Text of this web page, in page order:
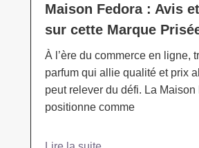
Maison Fedora : Avis
sur cette Marque
À l’ère du commerce en ligne,
parfum qui allie qualité et prix
peut relever du défi. La Maison
positionne comme